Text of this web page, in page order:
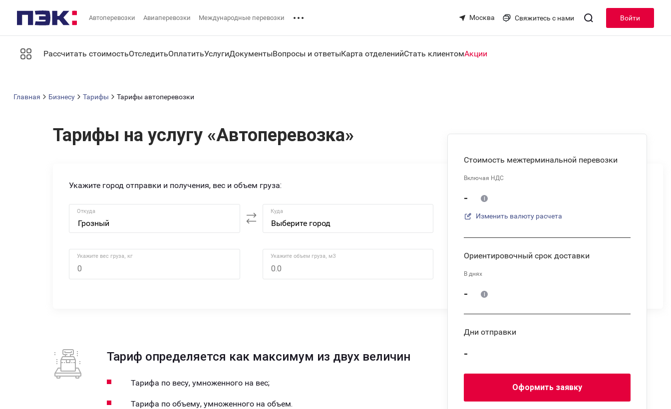
Автоперевозки Авиаперевозки Международные перевозки Москва Свяжитесь с нами Войти
Рассчитать стоимостьОтследитьОплатитьУслугиДокументыВопросы и ответыКарта отделенийСтать клиентомАкции
Главная Бизнесу Тарифы Тарифы автоперевозки
Тарифы на услугу «Автоперевозка»
Укажите город отправки и получения, вес и объем груза:
Откуда
Грозный
Куда
Укажите вес груза, кг Укажите объем груза, м3
Стоимость межтерминальной перевозки
Включая НДС
-
Изменить валюту расчета
Ориентировочный срок доставки
В днях
-
Дни отправки
-
Оформить заявку
Тариф определяется как максимум из двух величин
Тарифа по весу, умноженного на вес;
Тарифа по объему, умноженного на объем.